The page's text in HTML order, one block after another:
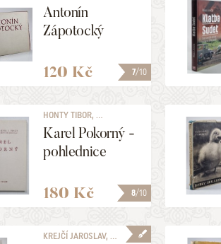
7/10
Antonín
Zápotocký
120 Kč
8/10
HONTY TIBOR, ...
Karel Pokorný -
pohlednice
180 Kč
KREJČÍ JAROSLAV, ...